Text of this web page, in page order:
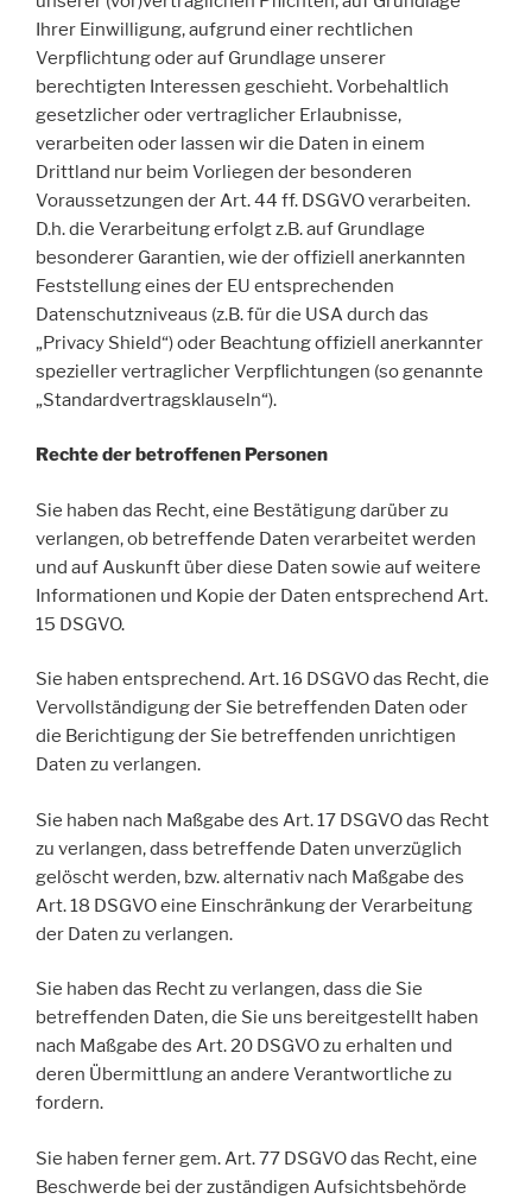
Ihrer Einwilligung, aufgrund einer rechtlichen
Verpflichtung oder auf Grundlage unserer
berechtigten Interessen geschieht. Vorbehaltlich
gesetzlicher oder vertraglicher Erlaubnisse,
verarbeiten oder lassen wir die Daten in einem
Drittland nur beim Vorliegen der besonderen
Voraussetzungen der Art. 44 ff. DSGVO verarbeiten.
D.h. die Verarbeitung erfolgt z.B. auf Grundlage
besonderer Garantien, wie der offiziell anerkannten
Feststellung eines der EU entsprechenden
Datenschutzniveaus (z.B. für die USA durch das
„Privacy Shield“) oder Beachtung offiziell anerkannter
spezieller vertraglicher Verpflichtungen (so genannte
„Standardvertragsklauseln“).
Rechte der betroffenen Personen
Sie haben das Recht, eine Bestätigung darüber zu
verlangen, ob betreffende Daten verarbeitet werden
und auf Auskunft über diese Daten sowie auf weitere
Informationen und Kopie der Daten entsprechend Art.
15 DSGVO.
Sie haben entsprechend. Art. 16 DSGVO das Recht, die
Vervollständigung der Sie betreffenden Daten oder
die Berichtigung der Sie betreffenden unrichtigen
Daten zu verlangen.
Sie haben nach Maßgabe des Art. 17 DSGVO das Recht
zu verlangen, dass betreffende Daten unverzüglich
gelöscht werden, bzw. alternativ nach Maßgabe des
Art. 18 DSGVO eine Einschränkung der Verarbeitung
der Daten zu verlangen.
Sie haben das Recht zu verlangen, dass die Sie
betreffenden Daten, die Sie uns bereitgestellt haben
nach Maßgabe des Art. 20 DSGVO zu erhalten und
deren Übermittlung an andere Verantwortliche zu
fordern.
Sie haben ferner gem. Art. 77 DSGVO das Recht, eine
Beschwerde bei der zuständigen Aufsichtsbehörde